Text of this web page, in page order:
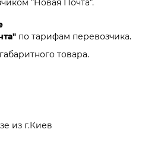
"Новая Почта".
по тарифам перевозчика.
товара.
из г.Киев